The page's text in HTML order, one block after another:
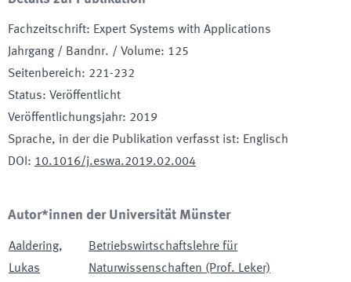
Fachzeitschrift: Expert Systems with Applications
Jahrgang / Bandnr. / Volume: 125
Seitenbereich: 221-232
Status: Veröffentlicht
Veröffentlichungsjahr: 2019
Sprache, in der die Publikation verfasst ist: Englisch
DOI : 10.1016/j.eswa.2019.02.004
Autor*innen der Universität Münster
Aaldering,
Lukas
Betriebswirtschaftslehre für
Naturwissenschaften (Prof. Leker)